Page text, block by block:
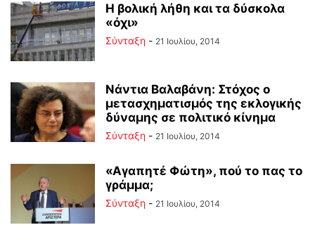
Η βολική λήθη και τα δύσκολα
«όχι»
Σύνταξη - 21 Ιουλίου, 2014
Νάντια Βαλαβάνη: Στόχος ο
μετασχηματισμός της εκλογικής
δύναμης σε πολιτικό κίνημα
Σύνταξη - 21 Ιουλίου, 2014
«Αγαπητέ Φώτη», πού το πας το
γράμμα;
Σύνταξη - 21 Ιουλίου, 2014